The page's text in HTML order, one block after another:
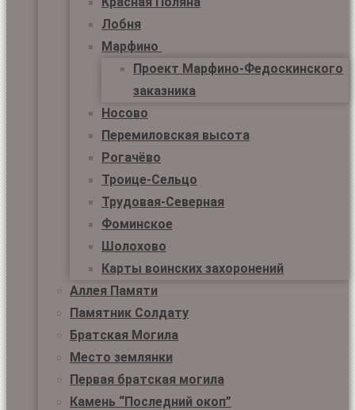
Лобня
Марфино
Проект Марфино-Федоскинского
заказника
Носово
Перемиловская высота
Рогачёво
Троице-Сельцо
Трудовая-Северная
Фоминское
Шолохово
Карты воинских захоронений
Аллея Памяти
Памятник Солдату
Братская Могила
Место землянки
Первая братская могила
Камень “Последний окоп”